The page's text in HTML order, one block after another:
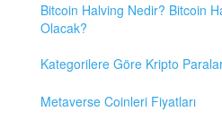
Bitcoin Halving Nedir? Bitcoin
Olacak?
Kategorilere Göre Kripto
Metaverse Coinleri Fiyatları